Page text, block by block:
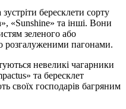
бересклети сорту
«Sunshine» та інші. Вони
зеленого або
розгалуженими пагонами.
невеликі чагарники
та бересклет
своїх господарів багряним